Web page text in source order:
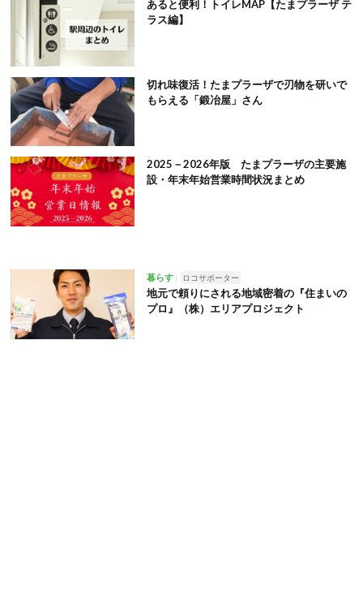
あると便利！トイレMAP【たまプラーザ テ
ラス編】
切れ味復活！たまプラーザで刃物を研いで
もらえる「鍛冶屋」さん
2025－2026年版 たまプラーザの主要施
設・年末年始営業時間状況まとめ
暮らす ロコサポーター
地元で頼りにされる地域密着の『住まいの
プロ』（株）エリアプロジェクト